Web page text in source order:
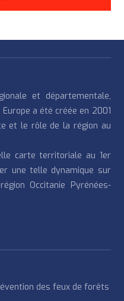
et départementale,
Europe a été créée en 2001
et le rôle de la région au
carte territoriale au 1er
une telle dynamique sur
Occitanie Pyrénées-
des feux de forêts